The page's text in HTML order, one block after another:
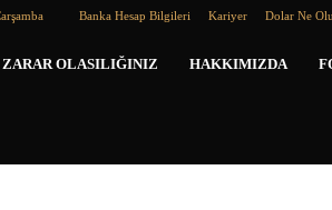
Banka Hesap Bilgileri Kariyer Dolar Ne
ZARAR OLASILIĞINIZ HAKKIMIZDA